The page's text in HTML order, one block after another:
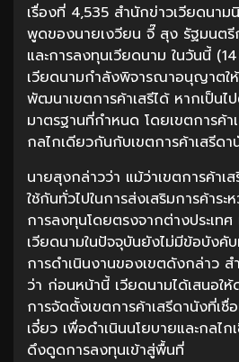
เรื่องที่ 4,535 สำนักข่าวเวียดนาม
พูดของนายเงวียน จี๊ สุง รัฐมนตรี
และการลงทุนเวียดนาม ในวันนี้
เวียดนามกำลังพิจารณาอนุญาตใ
พัฒนาเขตการค้าเสรีได้ หากเป็นไ
มาตรฐานที่กำหนด โดยเขตการค้า
กลไกเดียวกันกับเขตการค้าเสรีด
นายสุงกล่าวว่า แม้ว่าเขตการค้าเ
ใช้กันทั่วไปในการส่งเสริมการค้าระ
การลงทุนโดยตรงจากต่างประเท
เวียดนามในปัจจุบันยังไม่มีข้อบังคั
การดำเนินงานของเขตดังกล่าว
ว่า ก่อนหน้านี้ เวียดนามได้เสนอใ
การจัดตั้งเขตการค้าเสรีดานังที่เชื่
เจี๋ยว เพื่อดำเนินนโยบายและกลไ
ดึงดูดการลงทุนเข้าสู่พื้นที่